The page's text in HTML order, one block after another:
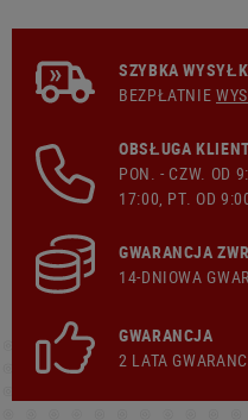
SZYBKA
BEZPŁATNIE
OBSŁUGA
PON. - CZW. OD
17:00, PT. OD
GWARANCJA
14-DNIOWA
GWARANCJA
2 LATA